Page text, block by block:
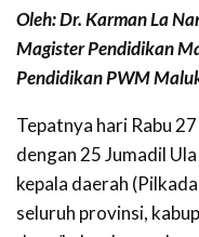
Oleh: Dr. Karman La
Magister Pendidikan
Pendidikan PWM
Tepatnya hari Rabu
dengan 25 Jumadil
kepala daerah
seluruh provinsi,